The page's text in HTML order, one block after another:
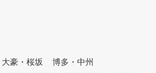
した
ソナ
出身
豪・桜坂
博多・中州